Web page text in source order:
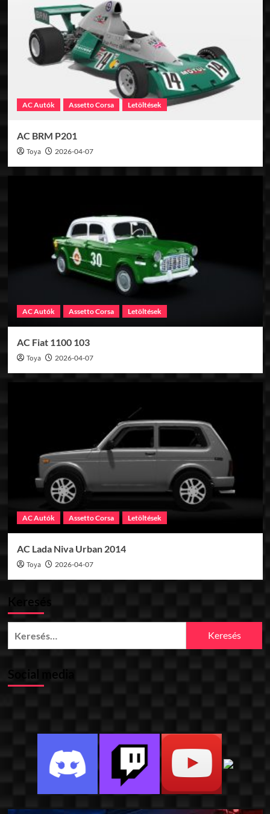
AC Autók Assetto Corsa Letöltések
AC BRM P201
Toya 2026-04-07
AC Autók Assetto Corsa Letöltések
AC Fiat 1100 103
Toya 2026-04-07
AC Autók Assetto Corsa Letöltések
AC Lada Niva Urban 2014
Toya 2026-04-07
Keresés
Social media